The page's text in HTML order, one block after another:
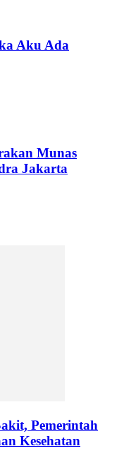
Aku Ada
Munas
Jakarta
Pemerintah
Kesehatan